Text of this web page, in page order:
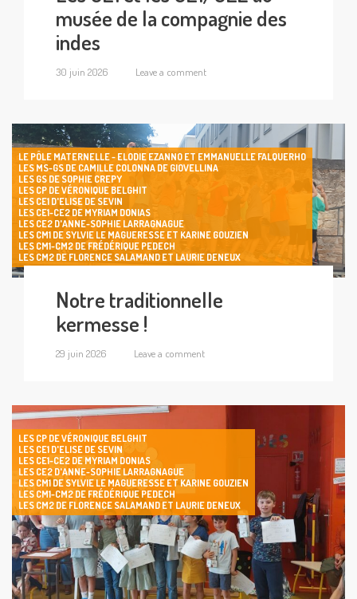
musée de la compagnie des
indes
30 juin 2026 Leave a comment
LE PÔLE MATERNELLE - ELODIE EZANNO ET EMMANUELLE FALQUERHO
LES MS-GS DE CAMILLE COLONNA DE GIOVELLINA
LES GS DE SOPHIE CREPY
LES CP DE VÉRONIQUE BELGHIT
LES CE1 D'ELISE DE SEVIN
LES CE1-CE2 DE MYRIAM DONIAS
LES CE2 D'ANNE-SOPHIE LARRAGNAGUE
LES CM1 DE SYLVIE LE MAGUERESSE ET KARINE GOUZIEN
LES CM1-CM2 DE FRÉDÉRIQUE PEDECH
LES CM2 DE FLORENCE SALAMAND ET LAURIE DENEUX
Notre traditionnelle
kermesse !
29 juin 2026 Leave a comment
LES CP DE VÉRONIQUE BELGHIT
LES CE1 D'ELISE DE SEVIN
LES CE1-CE2 DE MYRIAM DONIAS
LES CE2 D'ANNE-SOPHIE LARRAGNAGUE
LES CM1 DE SYLVIE LE MAGUERESSE ET KARINE GOUZIEN
LES CM1-CM2 DE FRÉDÉRIQUE PEDECH
LES CM2 DE FLORENCE SALAMAND ET LAURIE DENEUX